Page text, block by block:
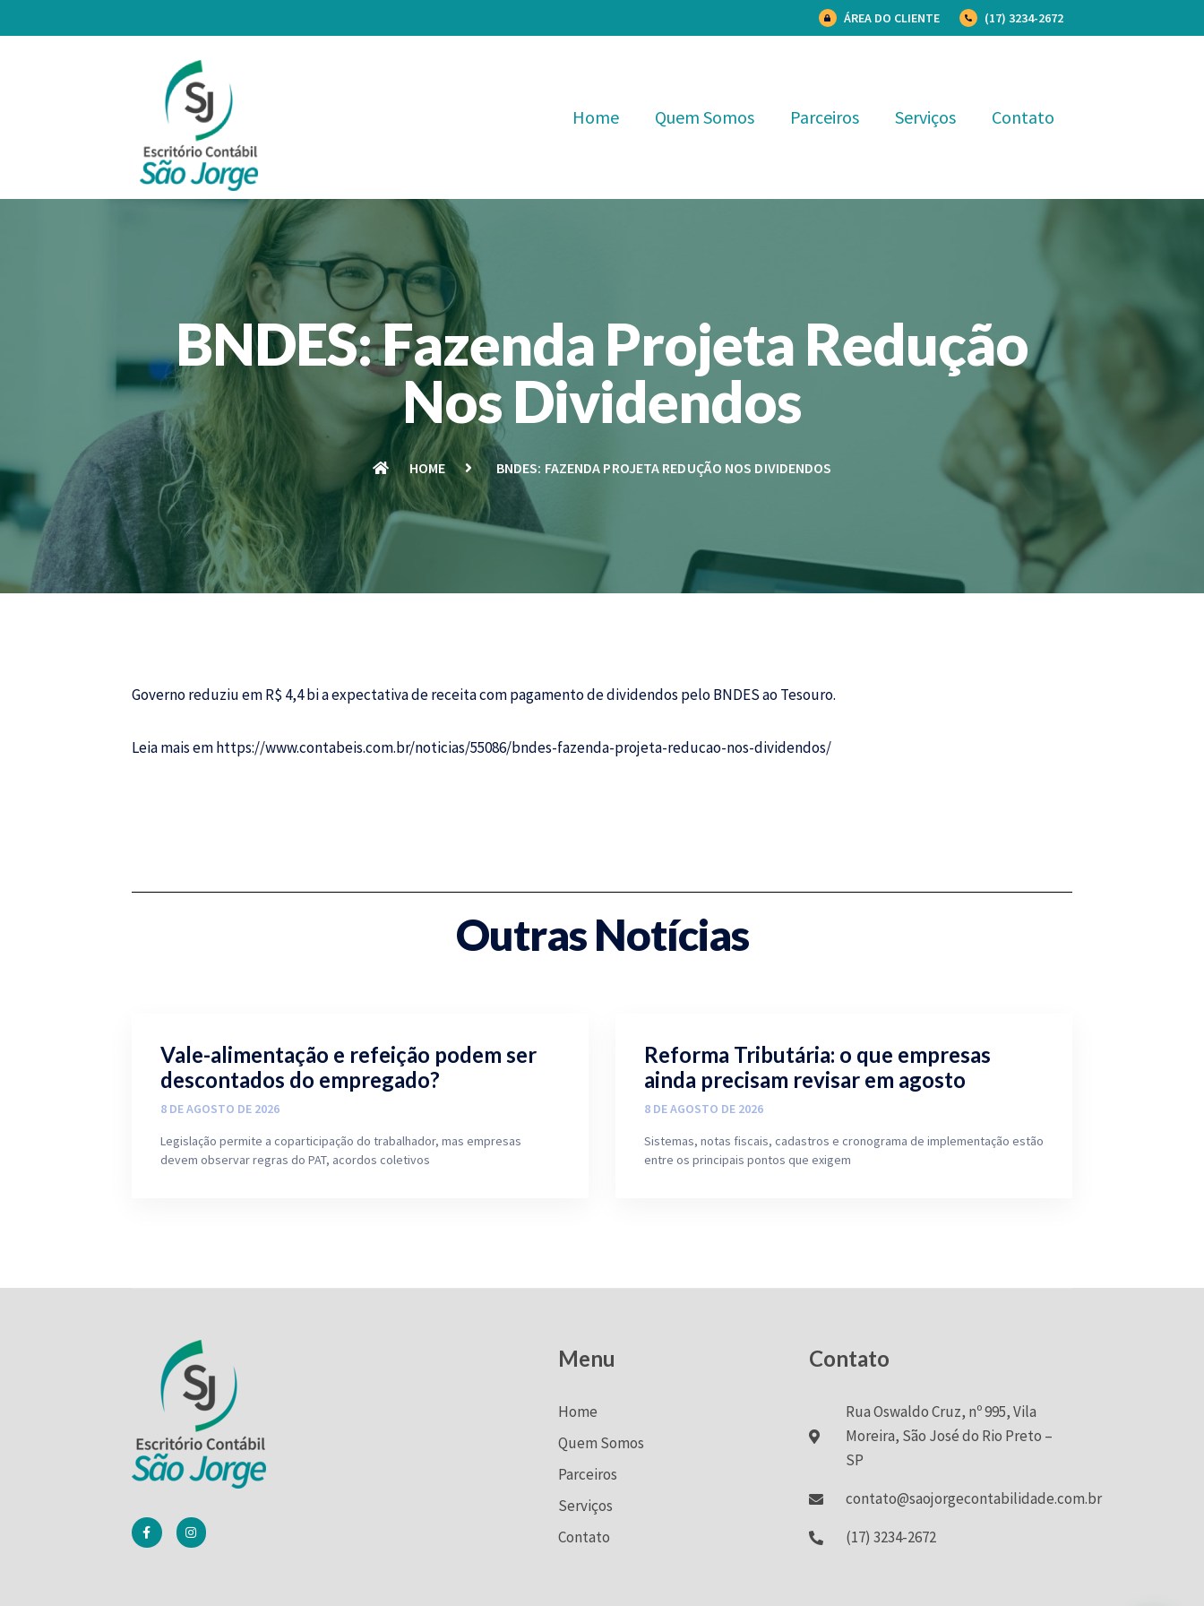
ÁREA DO CLIENTE (17) 3234-2672
Home Quem Somos Parceiros Serviços Contato
BNDES: Fazenda Projeta Redução
Nos Dividendos
HOME BNDES: FAZENDA PROJETA REDUÇÃO NOS DIVIDENDOS
Governo reduziu em R$ 4,4 bi a expectativa de receita com pagamento de dividendos pelo BNDES ao Tesouro.
Leia mais emhttps://www.contabeis.com.br/noticias/55086/bndes-fazenda-projeta-reducao-nos-dividendos/
Outras Notícias
Vale-alimentação e refeição podem ser
descontados do empregado?
8 DE AGOSTO DE 2026
Legislação permite a coparticipação do trabalhador, mas empresas
devem observar regras do PAT, acordos coletivos
Reforma Tributária: o que empresas
ainda precisam revisar em agosto
8 DE AGOSTO DE 2026
Sistemas, notas fiscais, cadastros e cronograma de implementação estão
entre os principais pontos que exigem
Menu
Home
Quem Somos
Parceiros
Serviços
Contato
Contato
Rua Oswaldo Cruz, nº 995, Vila
Moreira, São José do Rio Preto –
SP
contato@saojorgecontabilidade.com.br
(17) 3234-2672